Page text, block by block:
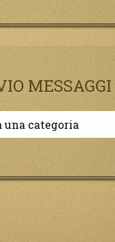
MESSAGGI